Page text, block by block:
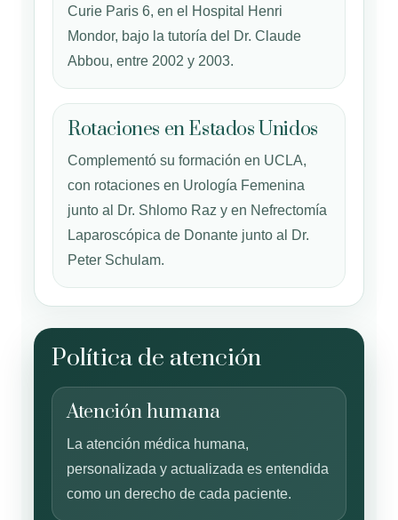
Curie Paris 6, en el Hospital Henri
Mondor, bajo la tutoría del Dr. Claude
Abbou, entre 2002 y 2003.
Rotaciones en Estados Unidos
Complementó su formación en UCLA,
con rotaciones en Urología Femenina
junto al Dr. Shlomo Raz y en Nefrectomía
Laparoscópica de Donante junto al Dr.
Peter Schulam.
Política de atención
Atención humana
La atención médica humana,
personalizada y actualizada es entendida
como un derecho de cada paciente.